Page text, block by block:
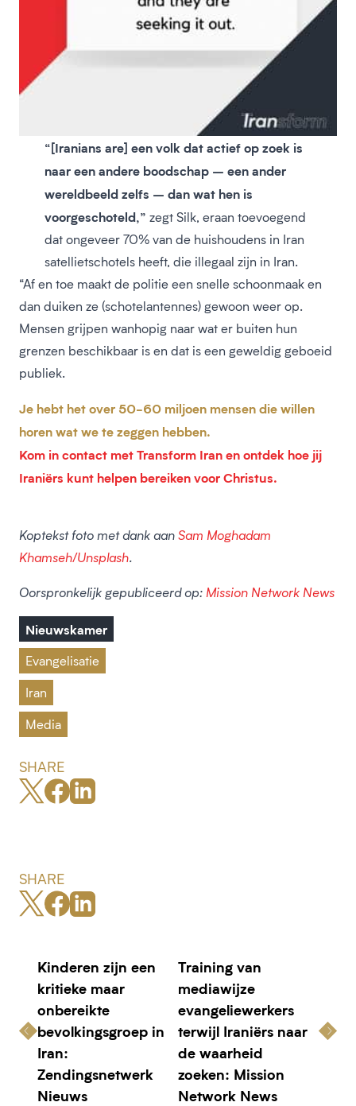
“[Iranians are] een volk dat actief op zoek is
naar een andere boodschap – een ander
wereldbeeld zelfs – dan wat hen is
voorgeschoteld,” zegt Silk, eraan toevoegend
dat ongeveer 70% van de huishoudens in Iran
satellietschotels heeft, die illegaal zijn in Iran.
“Af en toe maakt de politie een snelle schoonmaak en
dan duiken ze (schotelantennes) gewoon weer op.
Mensen grijpen wanhopig naar wat er buiten hun
grenzen beschikbaar is en dat is een geweldig geboeid
publiek.
Je hebt het over 50-60 miljoen mensen die willen
horen wat we te zeggen hebben.
Kom in contact met Transform Iran en ontdek hoe jij
Iraniërs kunt helpen bereiken voor Christus.
Koptekst foto met dank aanSam Moghadam
Khamseh/Unsplash.
Oorspronkelijk gepubliceerd op: Mission Network News
Nieuwskamer
Evangelisatie
Iran
Media
SHARE
SHARE
Kinderen zijn een
kritieke maar
onbereikte
bevolkingsgroep in
Iran:
Zendingsnetwerk
Nieuws
Training van
mediawijze
evangeliewerkers
terwijl Iraniërs naar
de waarheid
zoeken: Mission
Network News